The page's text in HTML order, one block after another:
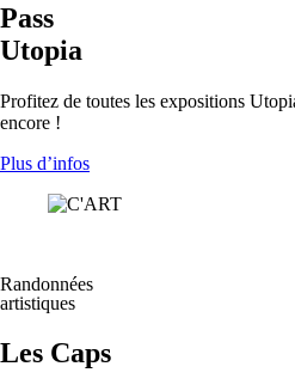
Pass
Utopia
Profitez de toutes les expositions
encore !
Plus d’infos
Randonnées
artistiques
Les Caps